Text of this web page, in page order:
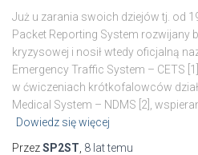
Już u zarania swoich dziejów tj. od
Packet Reporting System rozwijany
kryzysowej i nosił wtedy oficjalną
Emergency Traffic System – CETS
w ćwiczeniach krótkofalowców
Medical System – NDMS [2],
Dowiedz się więcej
PrzezSP2ST 8 lattemu